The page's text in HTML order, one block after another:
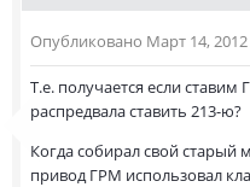
Опубликовано Март 14, 2012
Т.е. получается если
распредвала ставить 213-ю?
Когда собирал свой старый
привод ГРМ использовал